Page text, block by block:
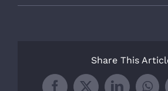
Share This